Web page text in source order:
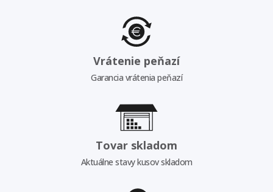
Vrátenie peňazí
Garancia vrátenia peňazí
Tovar skladom
Aktuálne stavy kusov skladom